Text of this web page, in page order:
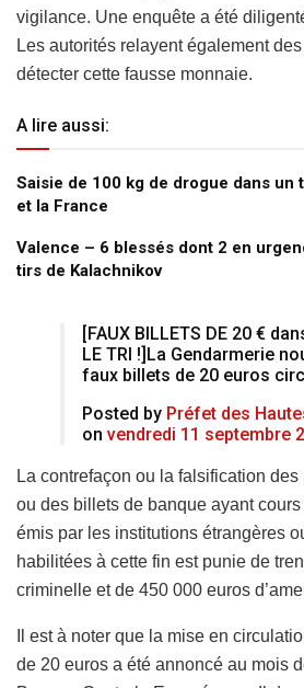
vigilance. Une enquête a été
Les autorités relayent également
détecter cette fausse monnaie.
A lire aussi:
Saisie de 100 kg de drogue dans un
et la France
Valence – 6 blessés dont 2 en
tirs de Kalachnikov
[FAUX BILLETS DE 20 €
LE TRI !]La Gendarmerie
faux billets de 20 euros
Posted by Préfet des
on vendredi 11 septembre
La contrefaçon ou la falsification
ou des billets de banque ayant
émis par les institutions étrangères
habilitées à cette fin est punie de
criminelle et de 450 000 euros
Il est à noter que la mise en
de 20 euros a été annoncé au mois